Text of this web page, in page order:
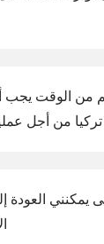
تركيا من أجل